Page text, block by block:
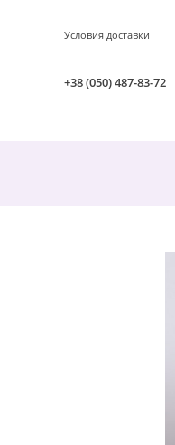
Условия доставки
+38 (050) 487-83-72